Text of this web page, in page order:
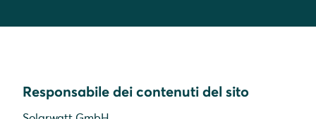
Responsabile dei contenuti del sito